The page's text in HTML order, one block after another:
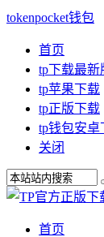
tokenpocket钱包
首页
tp下载最新
tp苹果下载
tp正版下载
tp钱包安卓
关闭
首页